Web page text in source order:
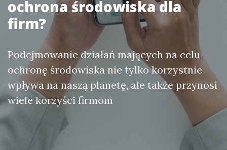
ochrona środowiska dla
firm?
Podejmowanie działań mających na celu
ochronę środowiska nie tylko korzystnie
wpływa na naszą planetę, ale także przynosi
wiele korzyści firmom